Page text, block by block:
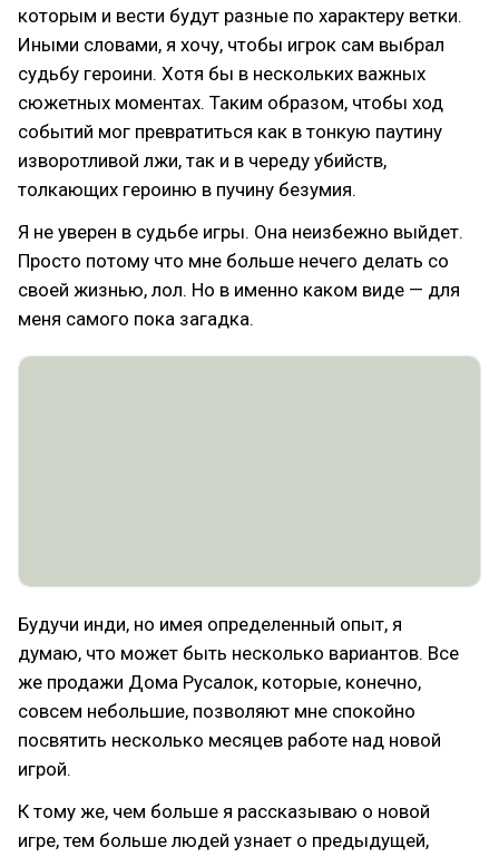
которым и вести будут разные по характеру ветки.
Иными словами, я хочу, чтобы игрок сам выбрал
судьбу героини. Хотя бы в нескольких важных
сюжетных моментах. Таким образом, чтобы ход
событий мог превратиться как в тонкую паутину
изворотливой лжи, так и в череду убийств,
толкающих героиню в пучину безумия.
Я не уверен в судьбе игры. Она неизбежно выйдет.
Просто потому что мне больше нечего делать со
своей жизнью, лол. Но в именно каком виде — для
меня самого пока загадка.
Будучи инди, но имея определенный опыт, я
думаю, что может быть несколько вариантов. Все
же продажи Дома Русалок, которые, конечно,
совсем небольшие, позволяют мне спокойно
посвятить несколько месяцев работе над новой
игрой.
К тому же, чем больше я рассказываю о новой
игре, тем больше людей узнает о предыдущей,